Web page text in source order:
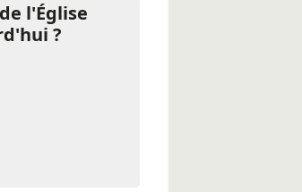
l'Église
?